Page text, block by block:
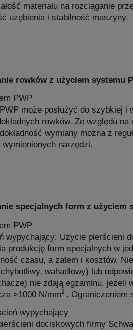
materiału na rozciąganie
uzębienia i stabilność maszyny.
rowków z użyciem systemu
PWP
może posłużyć do szybkiej
rowków. Ze względu
wymiany można z
wymienionych narzędzi.
specjalnych form z
PWP
wypychający: Użycie pierścieni
produkcję form specjalnych w
czasu, a zatem i kosztów.
wahadłowy) lub
nie zdają egzaminu, jeżeli
>1000 N/mm2 . Ograniczeniem
wypychający
dociskowych firmy